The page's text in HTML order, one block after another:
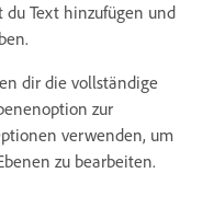
Text hinzufügen und
dir die vollständige
zur
verwenden, um
zu bearbeiten.